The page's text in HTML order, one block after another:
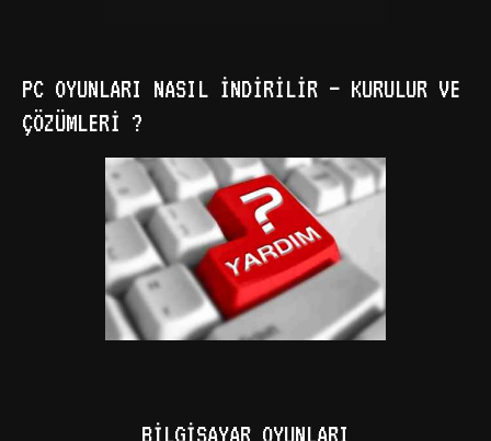
PC OYUNLARI NASIL İNDIRILIR – KURULUR VE
ÇÖZÜMLERI ?
BILGISAYAR OYUNLARI